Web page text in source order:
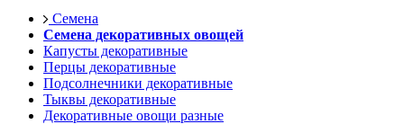
Семена
Семена декоративных овощей
Капусты декоративные
Перцы декоративные
Подсолнечники декоративные
Тыквы декоративные
Декоративные овощи разные